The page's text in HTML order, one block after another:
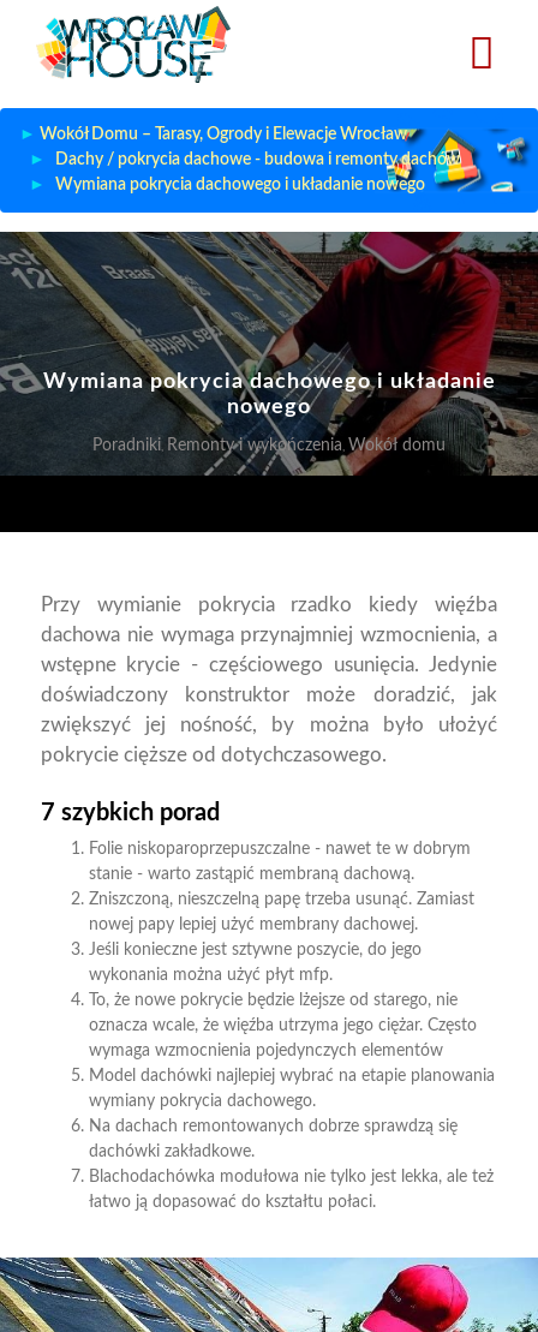
Wokół Domu – Tarasy, Ogrody i Elewacje Wrocław
Dachy / pokrycia dachowe - budowa i remonty dachów
​​​​​​​Wymiana pokrycia dachowego i układanie nowego
​​​​​​​Wymiana pokrycia dachowego i układanie
nowego
Poradniki Remonty i wykończenia Wokół domu
Przy wymianie pokrycia rzadko kiedy więźba
dachowa nie wymaga przynajmniej wzmocnienia, a
wstępne krycie - częściowego usunięcia. Jedynie
doświadczony konstruktor może doradzić, jak
zwiększyć jej nośność, by można było ułożyć
pokrycie cięższe od dotychczasowego.
7 szybkich porad
Folie niskoparoprzepuszczalne - nawet te w dobrym
stanie - warto zastąpić membraną dachową.
Zniszczoną, nieszczelną papę trzeba usunąć. Zamiast
nowej papy lepiej użyć membrany dachowej.
Jeśli konieczne jest sztywne poszycie, do jego
wykonania można użyć płyt mfp.
To, że nowe pokrycie będzie lżejsze od starego, nie
oznacza wcale, że więźba utrzyma jego ciężar. Często
wymaga wzmocnienia pojedynczych elementów
Model dachówki najlepiej wybrać na etapie planowania
wymiany pokrycia dachowego.
Na dachach remontowanych dobrze sprawdzą się
dachówki zakładkowe.
Blachodachówka modułowa nie tylko jest lekka, ale też
łatwo ją dopasować do kształtu połaci.